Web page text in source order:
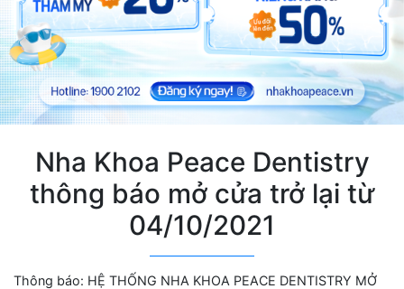
Nha Khoa Peace Dentistry
thông báo mở cửa trở lại từ
04/10/2021
Thông báo: HỆ THỐNG NHA KHOA PEACE DENTISTRY MỞ